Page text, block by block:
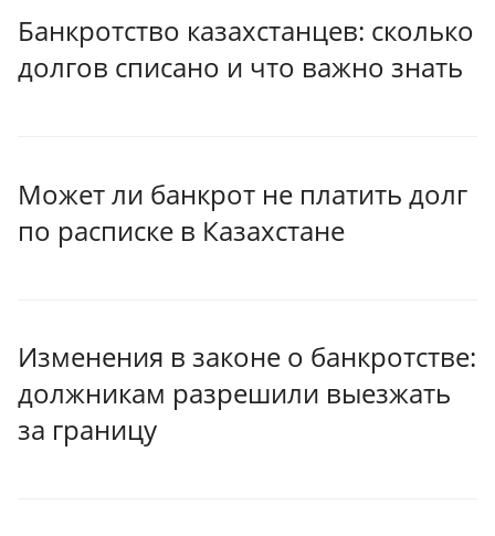
Банкротство казахстанцев: сколько
долгов списано и что важно знать
Может ли банкрот не платить долг
по расписке в Казахстане
Изменения в законе о банкротстве:
должникам разрешили выезжать
за границу